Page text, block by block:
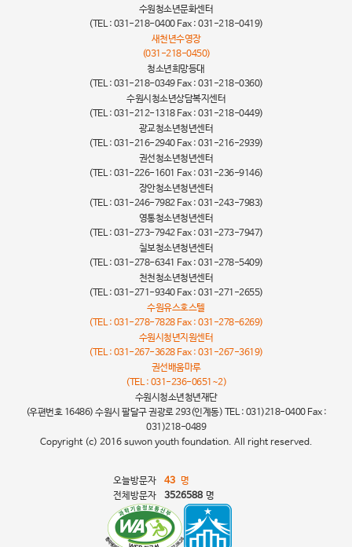
수원청소년문화센터
(TEL : 031-218-0400 Fax : 031-218-0419)
새천년수영장
(031-218-0450)
청소년희망등대
(TEL : 031-218-0349 Fax : 031-218-0360)
수원시청소년상담복지센터
(TEL : 031-212-1318 Fax : 031-218-0449)
광교청소년청년센터
(TEL : 031-216-2940 Fax : 031-216-2939)
권선청소년청년센터
(TEL : 031-226-1601 Fax : 031-236-9146)
장안청소년청년센터
(TEL : 031-246-7982 Fax : 031-243-7983)
영통청소년청년센터
(TEL : 031-273-7942 Fax : 031-273-7947)
칠보청소년청년센터
(TEL : 031-278-6341 Fax : 031-278-5409)
천천청소년청년센터
(TEL : 031-271-9340 Fax : 031-271-2655)
수원유스호스텔
(TEL : 031-278-7828 Fax : 031-278-6269)
수원시청년지원센터
(TEL : 031-267-3628 Fax : 031-267-3619)
권선배움마루
(TEL : 031-236-0651~2)
수원시청소년청년재단
(우편번호 16486) 수원시 팔달구 권광로 293(인계동) TEL : 031)218-0400 Fax :
031)218-0489
Copyright (c) 2016 suwon youth foundation. All right reserved.
오늘방문자 43 명
전체방문자
3526588 명